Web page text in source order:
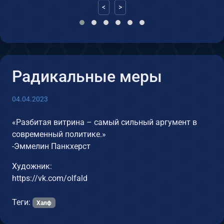
< >
Радикальные меры
04.04.2023
«Разбитая витрина – самый сильный аргумент в
современный политике.»
-Эммелин Панкхерст
Художник:
https://vk.com/olfald
Теги: Халф